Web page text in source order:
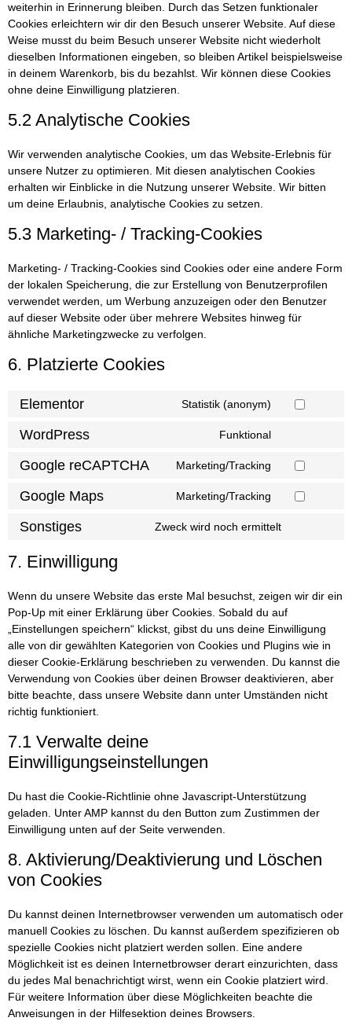
weiterhin in Erinnerung bleiben. Durch das Setzen funktionaler
Cookies erleichtern wir dir den Besuch unserer Website. Auf diese
Weise musst du beim Besuch unserer Website nicht wiederholt
dieselben Informationen eingeben, so bleiben Artikel beispielsweise
in deinem Warenkorb, bis du bezahlst. Wir können diese Cookies
ohne deine Einwilligung platzieren.
5.2 Analytische Cookies
Wir verwenden analytische Cookies, um das Website-Erlebnis für
unsere Nutzer zu optimieren. Mit diesen analytischen Cookies
erhalten wir Einblicke in die Nutzung unserer Website. Wir bitten
um deine Erlaubnis, analytische Cookies zu setzen.
5.3 Marketing- / Tracking-Cookies
Marketing- / Tracking-Cookies sind Cookies oder eine andere Form
der lokalen Speicherung, die zur Erstellung von Benutzerprofilen
verwendet werden, um Werbung anzuzeigen oder den Benutzer
auf dieser Website oder über mehrere Websites hinweg für
ähnliche Marketingzwecke zu verfolgen.
6. Platzierte Cookies
Elementor Statistik (anonym)
Consent
WordPress Funktional
service
wordpress
Google reCAPTCHA Marketing/Tracking
Consent
service
google-
Google Maps Marketing/Tracking
Consent
Sonstiges Zweck wird noch ermittelt
7. Einwilligung
Wenn du unsere Website das erste Mal besuchst, zeigen wir dir ein
Pop-Up mit einer Erklärung über Cookies. Sobald du auf
„Einstellungen speichern“ klickst, gibst du uns deine Einwilligung
alle von dir gewählten Kategorien von Cookies und Plugins wie in
dieser Cookie-Erklärung beschrieben zu verwenden. Du kannst die
Verwendung von Cookies über deinen Browser deaktivieren, aber
bitte beachte, dass unsere Website dann unter Umständen nicht
richtig funktioniert.
7.1 Verwalte deine
Einwilligungseinstellungen
Du hast die Cookie-Richtlinie ohne Javascript-Unterstützung
geladen. Unter AMP kannst du den Button zum Zustimmen der
Einwilligung unten auf der Seite verwenden.
8. Aktivierung/Deaktivierung und Löschen
von Cookies
Du kannst deinen Internetbrowser verwenden um automatisch oder
manuell Cookies zu löschen. Du kannst außerdem spezifizieren ob
spezielle Cookies nicht platziert werden sollen. Eine andere
Möglichkeit ist es deinen Internetbrowser derart einzurichten, dass
du jedes Mal benachrichtigt wirst, wenn ein Cookie platziert wird.
Für weitere Information über diese Möglichkeiten beachte die
Anweisungen in der Hilfesektion deines Browsers.